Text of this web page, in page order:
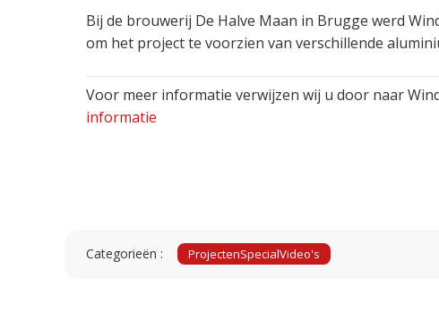
Bij de brouwerij De Halve Maan in Brugge werd
om het project te voorzien van verschillende
Voor meer informatie verwijzen wij u door naar
informatie
Categorieën : ProjectenSpecialVideo's